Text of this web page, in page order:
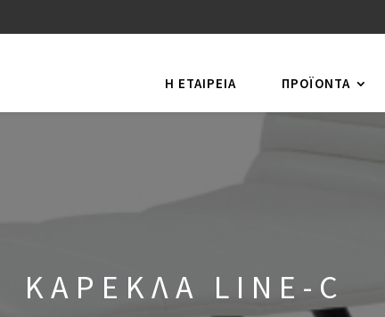
Η ΕΤΑΙΡΕΙΑ ΠΡΟΪΌΝΤΑ
ΚΑΡΕΚΛΑ LINE-C